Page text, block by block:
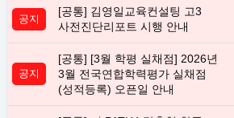
공지
[공통] 김영일교육컨설팅 고3
사전진단리포트 시행 안내
공지
[공통] [3월 학평 실채점] 2026년
3월 전국연합학력평가 실채점
(성적등록) 오픈일 안내